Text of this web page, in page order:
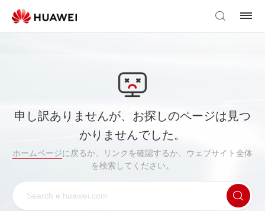
申し訳ありませんが、お探しのページは見つ
かりませんでした。
ホームページに戻るか、リンクを確認するか、ウェブサイト全体
を検索してください。